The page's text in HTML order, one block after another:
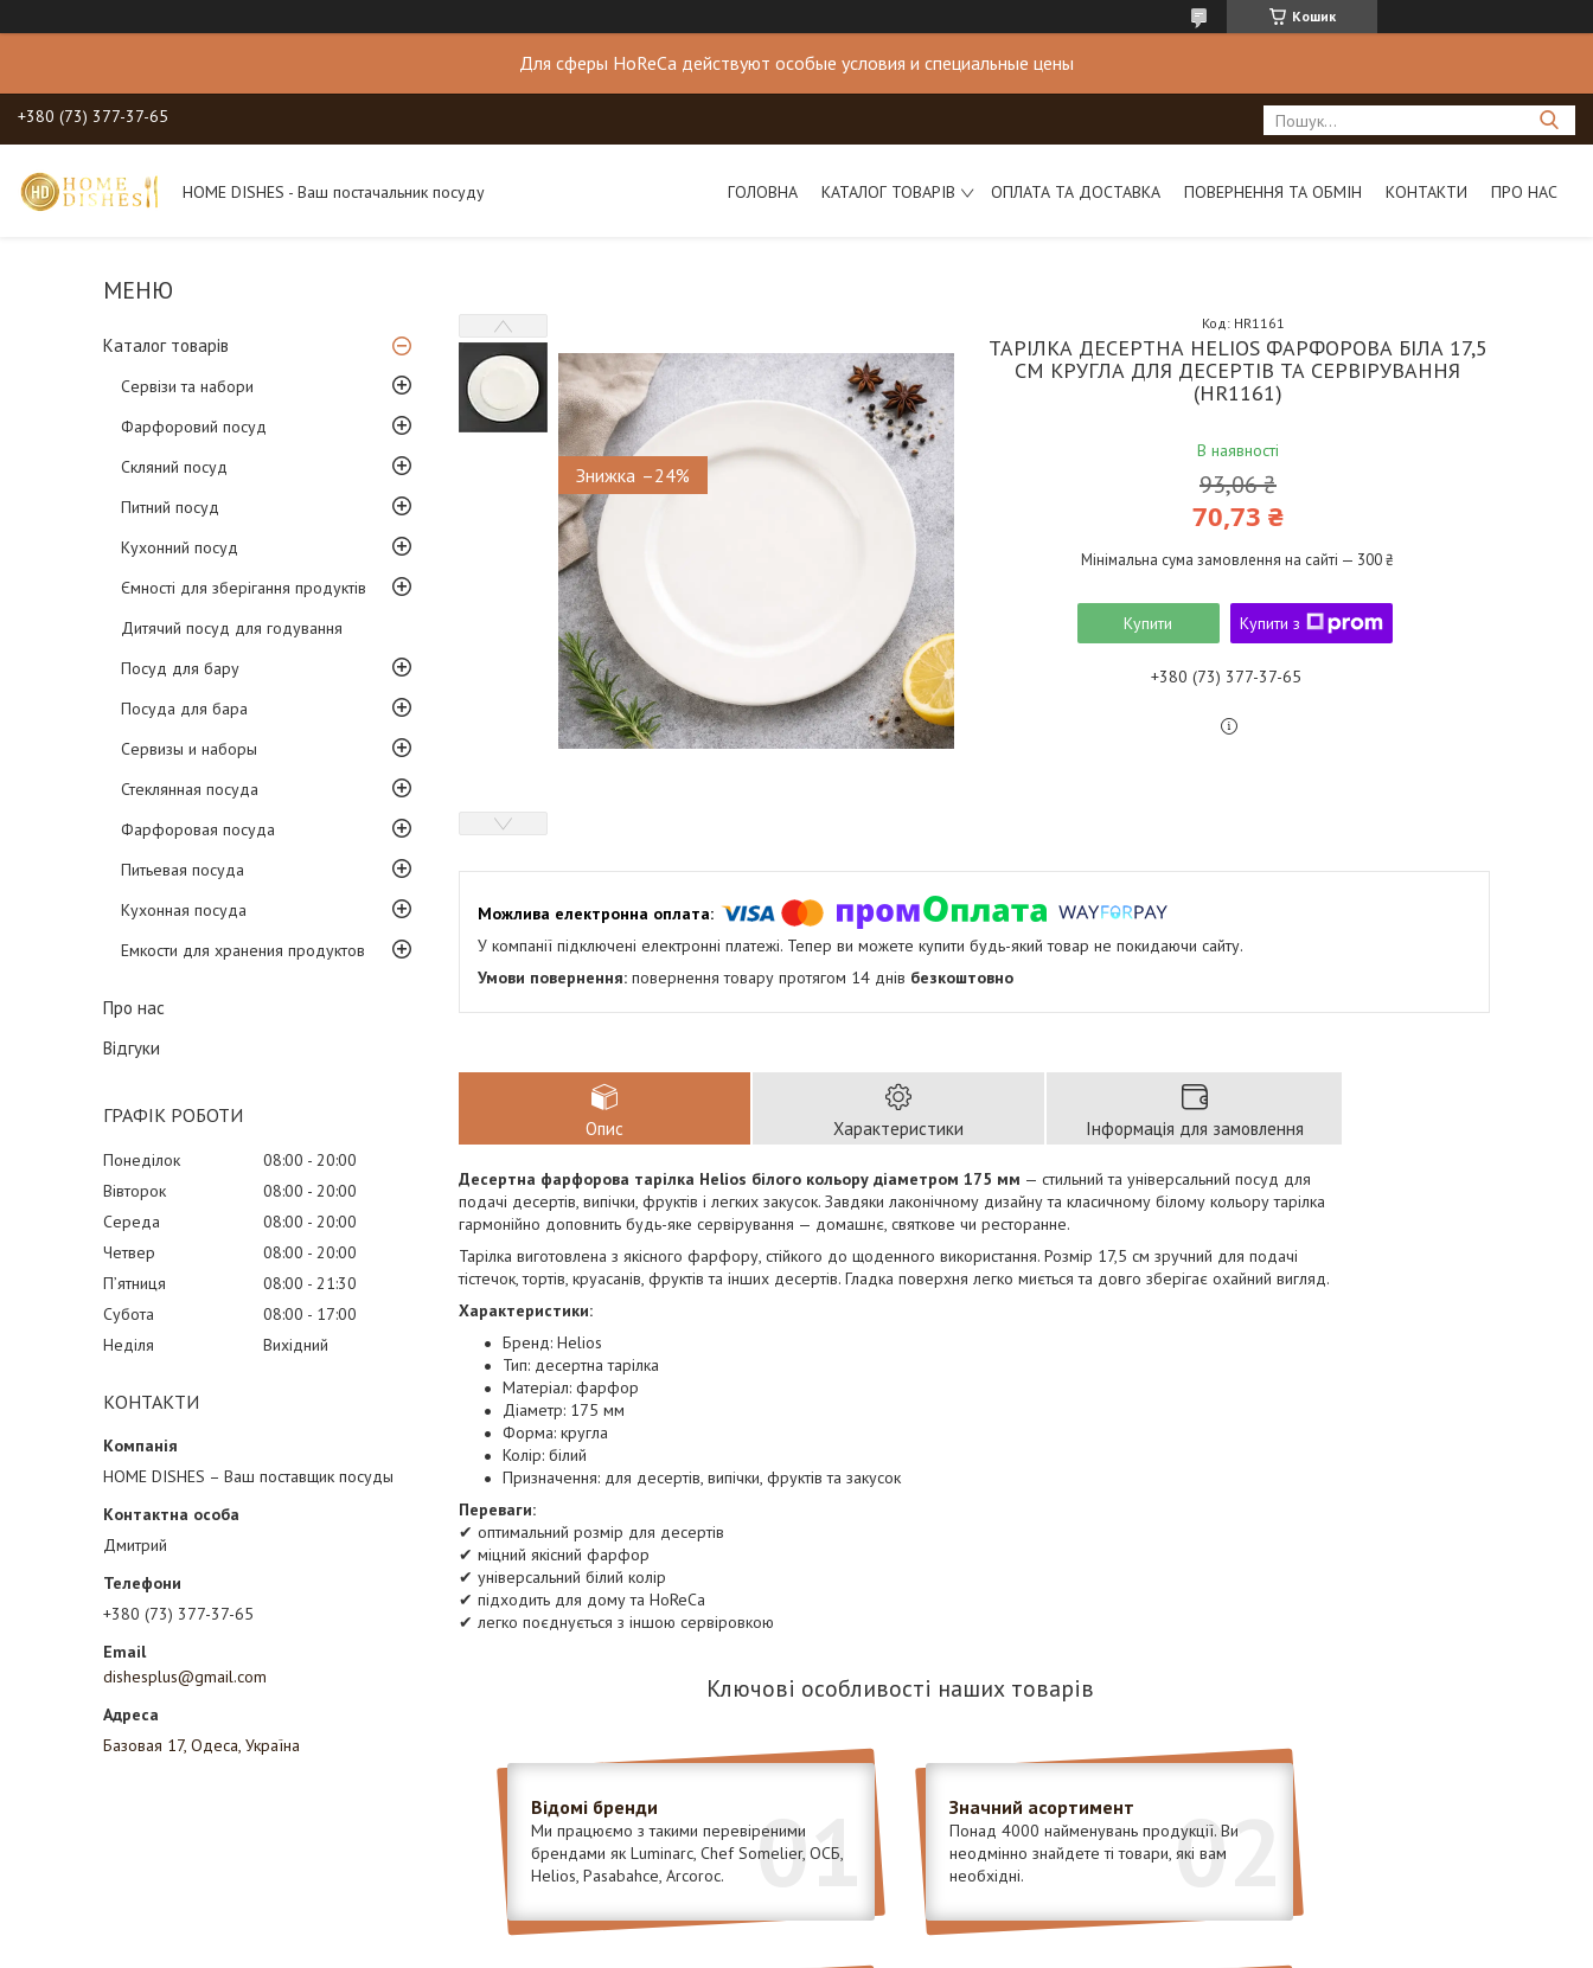
Кошик
Для сферы HoReCa действуют особые условия и специальные цены
+380 (73) 377-37-65
HOME DISHES - Ваш постачальник посуду ГОЛОВНА КАТАЛОГ ТОВАРІВ ОПЛАТА ТА ДОСТАВКА ПОВЕРНЕННЯ ТА ОБМІН КОНТАКТИ ПРО НАС
Каталог товарів
Сервізи та набори
Фарфоровий посуд
Скляний посуд
Питний посуд
Кухонний посуд
Ємності для зберігання продуктів
Дитячий посуд для годування
Посуд для бару
Посуда для бара
Сервизы и наборы
Стеклянная посуда
Фарфоровая посуда
Питьевая посуда
Кухонная посуда
Емкости для хранения продуктов
Про нас
Відгуки
ГРАФІК РОБОТИ
Понеділок 08:00
20:00
Вівторок
08:00
20:00
Середа
08:00
20:00
Четвер
08:00
20:00
Пʼятниця
08:00
21:30
Субота
08:00
17:00
Неділя
Вихідний
КОНТАКТИ
HOME DISHES – Ваш поставщик посуды
Дмитрий
+380 (73) 377-37-65
dishesplus@gmail.com
Базовая 17, Одеса, Україна
–24%
ТАРІЛКА ДЕСЕРТНА HELIOS ФАРФОРОВА БІЛА 17,5
СМ КРУГЛА ДЛЯ ДЕСЕРТІВ ТА СЕРВІРУВАННЯ
(HR1161)
В наявності
Код: HR1161
93,06 ₴
70,73 ₴
Мінімальна сума замовлення на сайті — 300 ₴
Купити Купити з
+380 (73) 377-37-65
У компанії підключені електронні платежі. Тепер ви можете купити будь-який товар не покидаючи сайту.
повернення товару протягом 14 днів безкоштовно
Опис Характеристики Інформація для замовлення
Десертна фарфорова тарілка Helios білого кольору діаметром 175 мм — стильний та універсальний посуд для
подачі десертів, випічки, фруктів і легких закусок. Завдяки лаконічному дизайну та класичному білому кольору тарілка
гармонійно доповнить будь-яке сервірування — домашнє, святкове чи ресторанне.
Тарілка виготовлена з якісного фарфору, стійкого до щоденного використання. Розмір 17,5 см зручний для подачі
тістечок, тортів, круасанів, фруктів та інших десертів. Гладка поверхня легко миється та довго зберігає охайний вигляд.
Характеристики:
Бренд: Helios
Тип: десертна тарілка
Матеріал: фарфор
Діаметр: 175 мм
Форма: кругла
Колір: білий
Призначення: для десертів, випічки, фруктів та закусок
Переваги:
✔ оптимальний розмір для десертів
✔ міцний якісний фарфор
✔ універсальний білий колір
✔ підходить для дому та HoReCa
✔ легко поєднується з іншою сервіровкою
Ключові особливості наших товарів
01
Відомі бренди
Ми працюємо з такими перевіреними
брендами як Luminarc, Chef Somelier, ОСБ,
Helios, Pasabahce, Arcoroc.
02
Значний асортимент
Понад 4000 найменувань продукції. Ви
неодмінно знайдете ті товари, які вам
необхідні.